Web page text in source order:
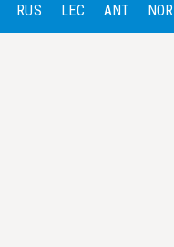
RUS LEC ANT NOR